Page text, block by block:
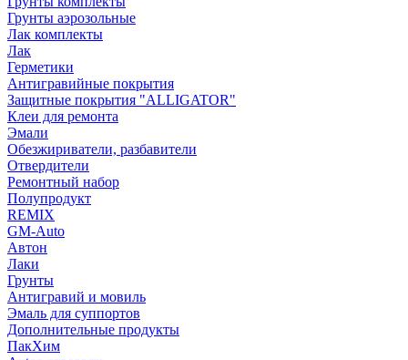
Грунты аэрозольные
Лак комплекты
Лак
Герметики
Антигравийные покрытия
Защитные покрытия "ALLIGATOR"
Клеи для ремонта
Эмали
Обезжириватели, разбавители
Отвердители
Ремонтный набор
Полупродукт
REMIX
GM-Auto
Автон
Лаки
Грунты
Антигравий и мовиль
Эмаль для суппортов
Дополнительные продукты
ПакХим